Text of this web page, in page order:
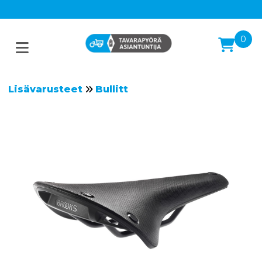
0
Lisävarusteet Bullitt